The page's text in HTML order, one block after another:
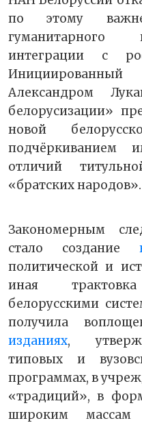
по этому
гуманитарного
интеграции с
Александром
белорусизации»
новой
отличий
«братских народов».
Закономерным
стало создание
политической и
иная
белорусскими
получила
изданиях,
типовых и
программах, в
«традиций», в
широким массам